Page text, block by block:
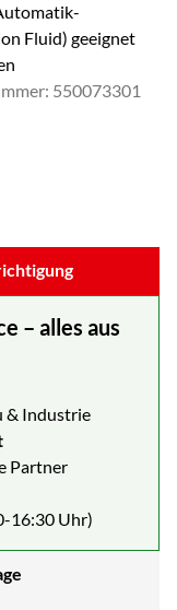
Fluid) geeignet
550073301
– alles aus
& Industrie
Partner
16:30 Uhr)